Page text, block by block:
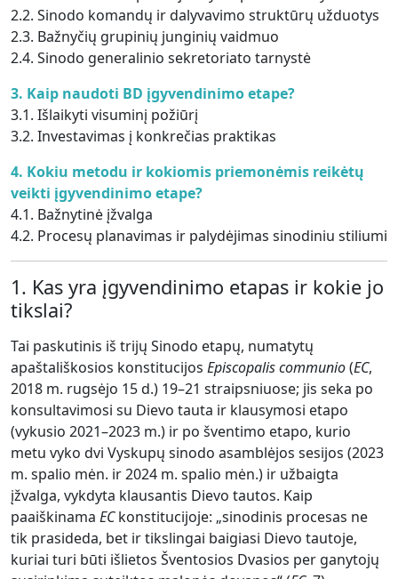
2.2. Sinodo komandų ir dalyvavimo struktūrų užduotys
2.3. Bažnyčių grupinių junginių vaidmuo
2.4. Sinodo generalinio sekretoriato tarnystė
3. Kaip naudoti BD įgyvendinimo etape?
3.1. Išlaikyti visuminį požiūrį
3.2. Investavimas į konkrečias praktikas
4. Kokiu metodu ir kokiomis priemonėmis reikėtų
veikti įgyvendinimo etape?
4.1. Bažnytinė įžvalga
4.2. Procesų planavimas ir palydėjimas sinodiniu stiliumi
1. Kas yra įgyvendinimo etapas ir kokie jo
tikslai?
Tai paskutinis iš trijų Sinodo etapų, numatytų
apaštališkosios konstitucijos Episcopalis communio(EC,
2018 m. rugsėjo 15 d.) 19–21 straipsniuose; jis seka po
konsultavimosi su Dievo tauta ir klausymosi etapo
(vykusio 2021–2023 m.) ir po šventimo etapo, kurio
metu vyko dvi Vyskupų sinodo asamblėjos sesijos (2023
m. spalio mėn. ir 2024 m. spalio mėn.) ir užbaigta
įžvalga, vykdyta klausantis Dievo tautos. Kaip
paaiškinama ECkonstitucijoje: „sinodinis procesas ne
tik prasideda, bet ir tikslingai baigiasi Dievo tautoje,
kuriai turi būti išlietos Šventosios Dvasios per ganytojų